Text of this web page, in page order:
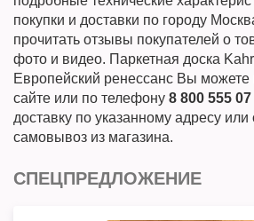
покупки и доставки по городу
прочитать отзывы покупателей о
фото и видео. Паркетная доска
Европейский ренессанс Вы можете
сайте или по телефону 8 800 555 07
доставку по указанному адресу
самовывоз из магазина.
СПЕЦПРЕДЛОЖЕНИЕ